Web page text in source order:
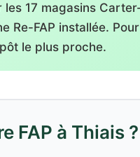
les 17 magasins
Re-FAP installée.
le plus proche.
FAP à Thiais ?